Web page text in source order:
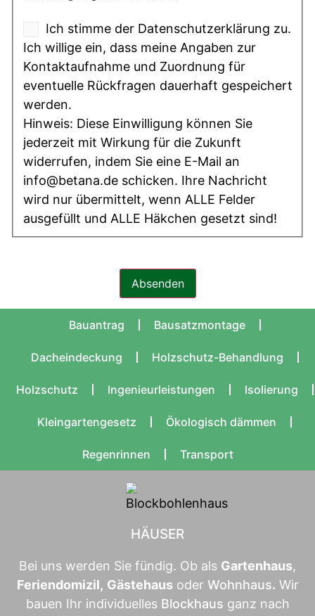
Ich stimme der Datenschutzerklärung zu.
Ich willige ein, dass meine Angaben zur
Kontaktaufnahme und Zuordnung für
eventuelle Rückfragen dauerhaft gespeichert
werden.
Hinweis: Diese Einwilligung können Sie
jederzeit mit Wirkung für die Zukunft
widerrufen, indem Sie eine E-Mail an
info@betana.de schicken. Ihre Nachricht
wird nur übermittelt, wenn ALLE Felder
ausgefüllt und ALLE Häkchen gesetzt sind!
Absenden
Bauantrag Bausatzmontage
Dacheindeckung Holzschutz-Behandlung
Holzschutz Ingenieurleistungen Isolierung
Kleingartengesetz Ökologisch dämmen
Regenrinnen Transport
HÄUSER
Bei uns werden Sie fündig. Ob als Gartenhaus,
Feriendomizil, Gästehausoder Wohnhaus. Wir
bauen Ihr individuelles Blockhaus ganz nach